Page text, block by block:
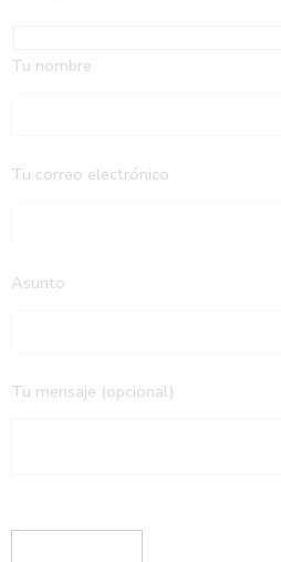
Tu nombre
Tu correo electrónico
Asunto
Tu mensaje (opcional)